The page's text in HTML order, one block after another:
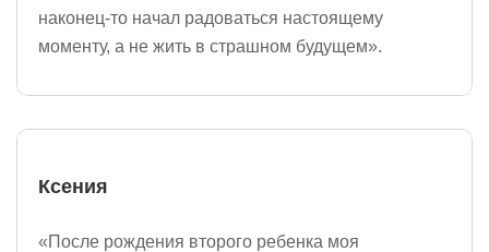
наконец-то начал радоваться настоящему
моменту, а не жить в страшном будущем».
Ксения
«После рождения второго ребенка моя